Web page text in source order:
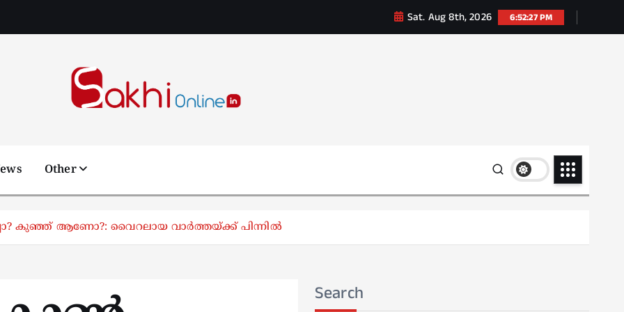
Sat. Aug 8th, 2026 6:52:29 PM
Other
കുഞ്ഞ് ആണോ?: വൈറലായ വാര്‍ത്തയ്ക്ക് പിന്നില്‍
Search